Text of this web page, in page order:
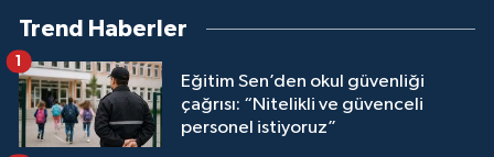
Trend Haberler
Eğitim Sen’den okul güvenliği
çağrısı: “Nitelikli ve güvenceli
personel istiyoruz”
1